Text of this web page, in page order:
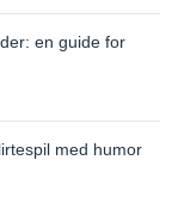
en guide for
med humor